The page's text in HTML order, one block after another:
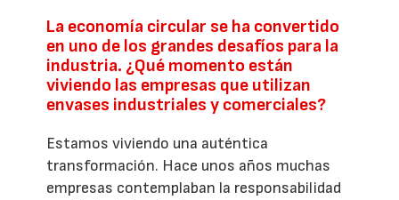
La economía circular se ha convertido
en uno de los grandes desafíos para la
industria. ¿Qué momento están
viviendo las empresas que utilizan
envases industriales y comerciales?
Estamos viviendo una auténtica
transformación. Hace unos años muchas
empresas contemplaban la responsabilidad